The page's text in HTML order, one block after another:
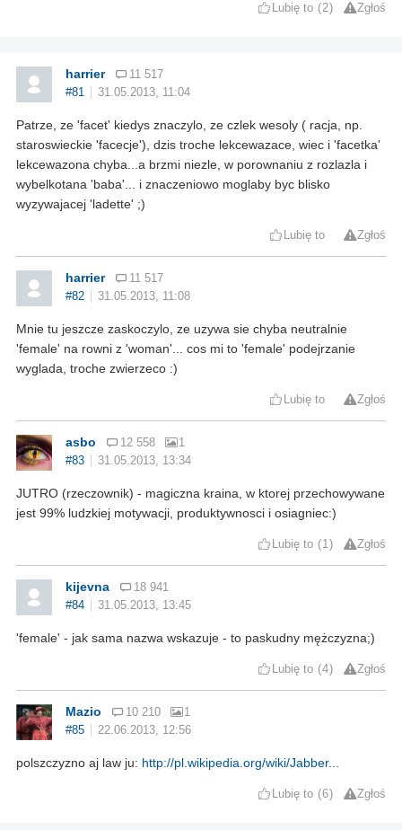
Lubię to 2 Zgłoś
harrier
11 517
#81
31.05.2013, 11:04
Patrze, ze 'facet' kiedys znaczylo, ze czlek wesoly ( racja, np.
staroswieckie 'facecje'), dzis troche lekcewazace, wiec i 'facetka'
lekcewazona chyba...a brzmi niezle, w porownaniu z rozlazla i
wybelkotana 'baba'... i znaczeniowo moglaby byc blisko
wyzywajacej 'ladette' ;)
Lubię to Zgłoś
harrier
11 517
#82
31.05.2013, 11:08
Mnie tu jeszcze zaskoczylo, ze uzywa sie chyba neutralnie
'female' na rowni z 'woman'... cos mi to 'female' podejrzanie
wyglada, troche zwierzeco :)
Lubię to Zgłoś
asbo 12 558
1
#83
31.05.2013, 13:34
JUTRO (rzeczownik) - magiczna kraina, w ktorej przechowywane
jest 99% ludzkiej motywacji, produktywnosci i osiagniec:)
Lubię to 1 Zgłoś
kijevna
18 941
#84
31.05.2013, 13:45
'female' - jak sama nazwa wskazuje - to paskudny mężczyzna;)
Lubię to 4 Zgłoś
Mazio 10 210
1
#85
22.06.2013, 12:56
polszczyzno aj law ju: http://pl.wikipedia.org/wiki/Jabber...
Lubię to 6 Zgłoś